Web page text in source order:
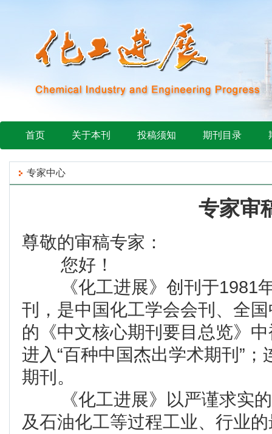
首页 关于本刊 投稿须知 期刊目录
专家中心
专家审
尊敬的审稿专家：
您好！
《化工进展》创刊于1981年
刊，是中国化工学会会刊、全
的《中文核心期刊要目总览》
进入“百种中国杰出学术期刊”
期刊。
《化工进展》以严谨求实的
及石油化工等过程工业、行业